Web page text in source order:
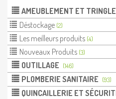
AMEUBLEMENT ET
Déstockage (2)
Les meilleurs produits (4)
Nouveaux Produits (3)
OUTILLAGE (146)
PLOMBERIE SANITAIRE (93)
QUINCAILLERIE ET